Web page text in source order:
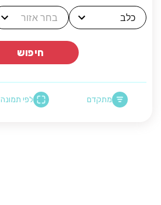
חיפוש
מתקדם לפי תמונה